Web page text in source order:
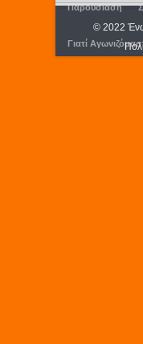
Παρουσίαση
Γιατί
© 2022